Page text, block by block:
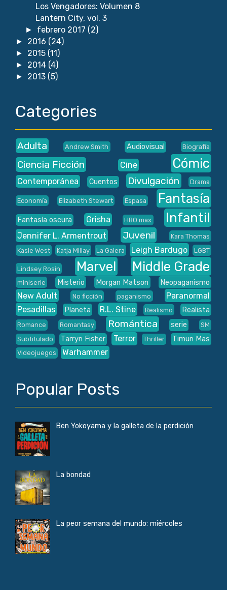
Los Vengadores: Volumen 8
Lantern City, vol. 3
► febrero 2017 (2)
► 2016 (24)
► 2015 (11)
► 2014 (4)
► 2013 (5)
Categories
Adulta Andrew Smith Audiovisual Biografía
Ciencia Ficción Cine Cómic
Contemporánea Cuentos Divulgación Drama
Economía Elizabeth Stewart Espasa Fantasía
Fantasía oscura Grisha HBO max Infantil
Jennifer L. Armentrout Juvenil
Kara Thomas
Kasie West
Katja Millay La Galera Leigh Bardugo LGBT
Lindsey Rosin Marvel Middle Grade
miniserie Misterio Morgan Matson Neopaganismo
New Adult No ficción paganismo
Paranormal
Pesadillas
Planeta R.L. Stine Realismo Realista
Romance Romantasy Romántica serie
SM
Subtitulado
Tarryn Fisher Terror Thriller Timun Mas
Videojuegos Warhammer
Popular Posts
Ben Yokoyama y la galleta de la perdición
La bondad
La peor semana del mundo: miércoles